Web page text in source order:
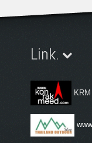
Link.
KRM